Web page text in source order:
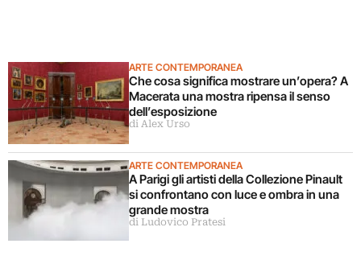
ARTE CONTEMPORANEA
Che cosa significa mostrare un’opera? A
Macerata una mostra ripensa il senso
dell’esposizione
di Alex Urso
ARTE CONTEMPORANEA
A Parigi gli artisti della Collezione Pinault
si confrontano con luce e ombra in una
grande mostra
di Ludovico Pratesi